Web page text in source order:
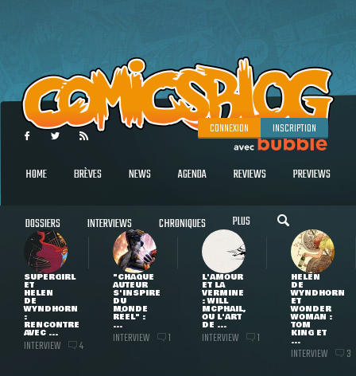
CONNEXION INSCRIPTION
HOME BRÈVES NEWS AGENDA REVIEWS PREVIEWS
DOSSIERS INTERVIEWS CHRONIQUES PLUS
SUPERGIRL
ET
HELEN
DE
WYNDHORN
:
RENCONTRE
AVEC ...
INTERVIEW 4
"CHAQUE
AUTEUR
S'INSPIRE
DU
MONDE
RÉEL" :
...
INTERVIEW 1
L'AMOUR
ET LA
VERMINE
: WILL
MCPHAIL,
OU L'ART
DE ...
INTERVIEW 1
HELEN
DE
WYNDHORN
ET
WONDER
WOMAN :
TOM
KING ET
...
INTERVIEW 3